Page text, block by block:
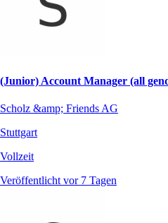
(Junior) Account Manager (all
Scholz &amp; Friends AG
Stuttgart
Vollzeit
Veröffentlicht vor 7 Tagen